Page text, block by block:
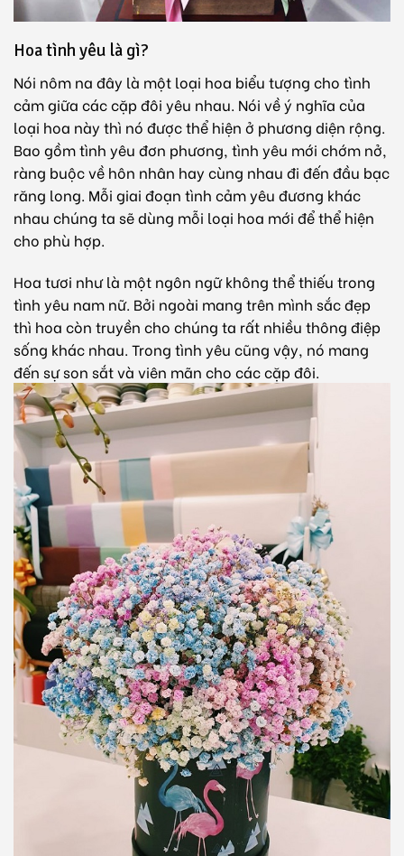
Hoa tình yêu là gì?
Nói nôm na đây là một loại hoa biểu tượng cho tình
cảm giữa các cặp đôi yêu nhau. Nói về ý nghĩa của
loại hoa này thì nó được thể hiện ở phương diện rộng.
Bao gồm tình yêu đơn phương, tình yêu mới chớm nở,
ràng buộc về hôn nhân hay cùng nhau đi đến đầu bạc
răng long. Mỗi giai đoạn tình cảm yêu đương khác
nhau chúng ta sẽ dùng mỗi loại hoa mới để thể hiện
cho phù hợp.
Hoa tươi như là một ngôn ngữ không thể thiếu trong
tình yêu nam nữ. Bởi ngoài mang trên mình sắc đẹp
thì hoa còn truyền cho chúng ta rất nhiều thông điệp
sống khác nhau. Trong tình yêu cũng vậy, nó mang
đến sự son sắt và viên mãn cho các cặp đôi.